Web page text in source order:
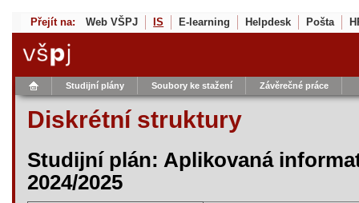
Přejít na: Web VŠPJ IS E-learning Helpdesk Pošta
Studijní plány Soubory ke stažení Závěrečné práce
Diskrétní struktury
Studijní plán: Aplikovaná
2024/2025